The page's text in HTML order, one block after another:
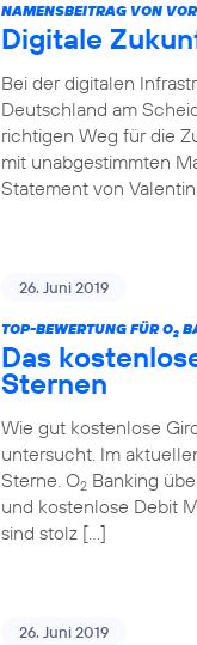
NAMENSBEITRAG VON
Digitale
Bei der digitalen
Deutschland am
richtigen Weg für die
mit unabgestimmten
Statement von
26. Juni 2019
TOP-BEWERTUNG FÜR O2
Das
Sternen
Wie gut kostenlose
untersucht. Im
Sterne. O2 Banking
und kostenlose Debit
sind stolz […]
26. Juni 2019